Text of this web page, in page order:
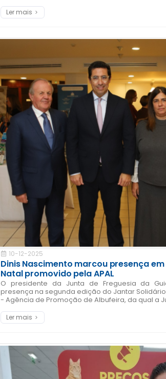
Ler mais
10-12-2025
Dinis Nascimento marcou presença
Natal promovido pela APAL
O presidente da Junta de Freguesia da
presença na segunda edição do Jantar
- Agência de Promoção de Albufeira, da qual a
Ler mais